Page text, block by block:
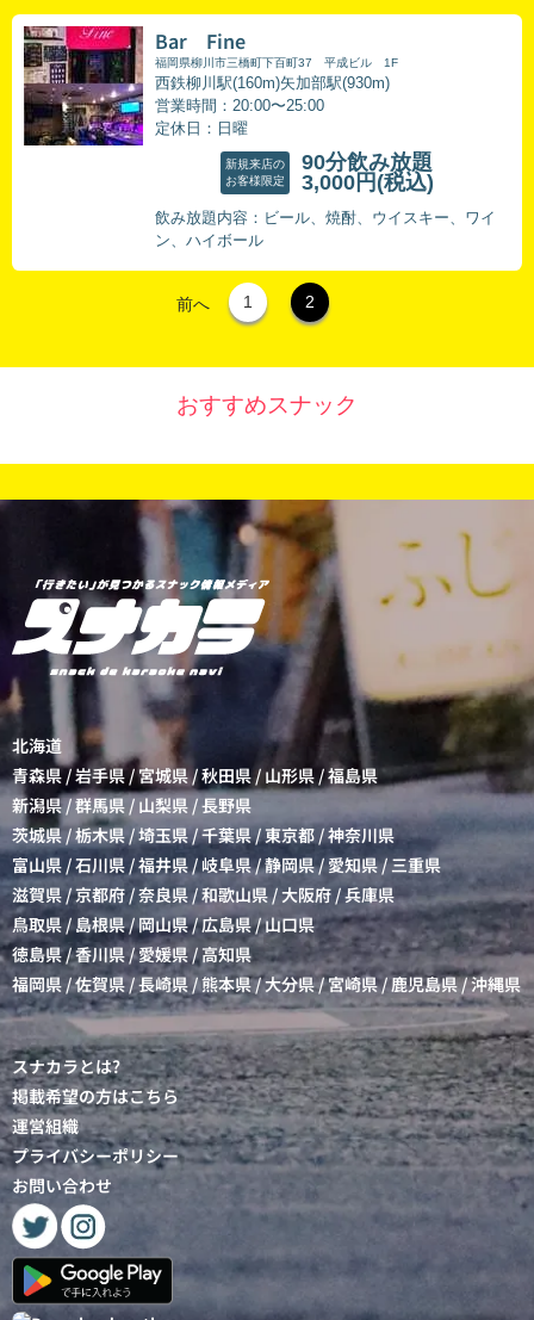
Bar Fine
福岡県柳川市三橋町下百町37 平成ビル 1F
西鉄柳川駅(160m)矢加部駅(930m)
営業時間：20:00〜25:00
定休日：日曜
新規来店の
お客様限定
90分飲み放題
3,000円 (税込)
飲み放題内容：ビール、焼酎、ウイスキー、ワイ
ン、ハイボール
前へ 1 2
おすすめスナック
北海道
青森県/岩手県/宮城県/秋田県 / 山形県/福島県
新潟県/群馬県 / 山梨県 /長野県
茨城県 /栃木県/埼玉県/千葉県/東京都 /神奈川県
富山県 /石川県 /福井県/岐阜県/静岡県/愛知県/三重県
滋賀県/京都府/奈良県 /和歌山県/大阪府 /兵庫県
鳥取県 / 島根県/岡山県/広島県/山口県
徳島県/香川県/愛媛県 /高知県
福岡県 /佐賀県 /長崎県/熊本県/大分県/宮崎県/鹿児島県/沖縄県
スナカラとは?
掲載希望の方はこちら
運営組織
プライバシーポリシー
お問い合わせ